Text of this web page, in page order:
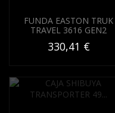
FUNDA EASTON TRUK
TRAVEL 3616 GEN2
330,41 €